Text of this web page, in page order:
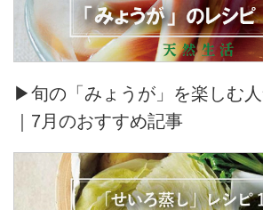
▶旬の「みょうが」を楽しむ
｜7月のおすすめ記事